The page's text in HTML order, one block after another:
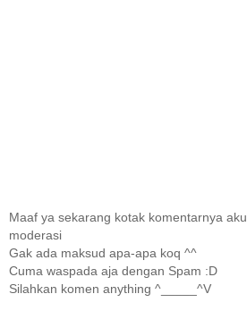
Maaf ya sekarang kotak komentarnya aku
moderasi
Gak ada maksud apa-apa koq ^^
Cuma waspada aja dengan Spam :D
Silahkan komen anything ^_____^V